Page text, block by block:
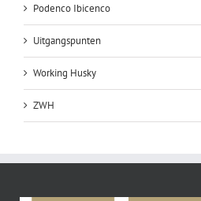
Podenco Ibicenco
Uitgangspunten
Working Husky
ZWH